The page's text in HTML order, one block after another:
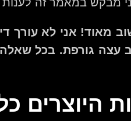
מאוד! אני לא עורך
עצה גורפת. בכל
היוצרים